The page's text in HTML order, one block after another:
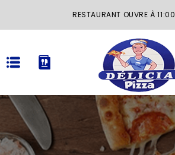
RESTAURANT OUVRE À 11:00
ACCUEIL